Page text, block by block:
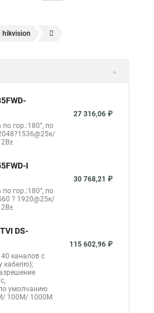
hikvision
Poe камера
hikvision hiwatch
camera
гор.:180°, по
27 316,06 ₽
I
гор.:180°, по
? 1920@25к/
30 768,21 ₽
DS-
каналов с
кабелю);
умолчанию
100M/ 1000М
115 602,96 ₽